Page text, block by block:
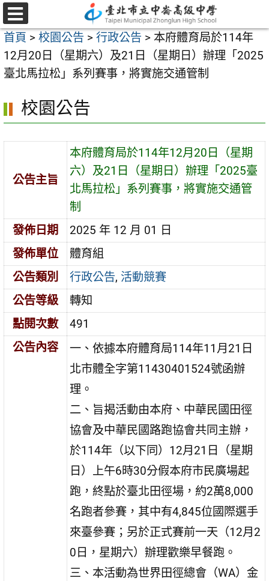
跳
至
主
要
內
區
選
單
首頁 > 校園公告 > 行政公告 > 本府體育局於114年
12月20日（星期六）及21日（星期日）辦理「2025
臺北馬拉松」系列賽事，將實施交通管制
校園公告
公告主旨
本府體育局於114年12月20日（星期
六）及21日（星期日）辦理「2025臺
北馬拉松」系列賽事，將實施交通管
制
發佈日期
2025 年 12 月 01 日
發佈單位
體育組
公告類別
行政公告, 活動競賽
公告等級
轉知
點閱次數
491
公告內容
一、依據本府體育局114年11月21日
北市體全字第11430401524號函辦
理。
二、旨揭活動由本府、中華民國田徑
協會及中華民國路跑協會共同主辦，
於114年（以下同）12月21日（星期
日）上午6時30分假本府市民廣場起
跑，終點於臺北田徑場，約2萬8,000
名跑者參賽，其中有4,845位國際選手
來臺參賽；另於正式賽前一天（12月2
0日，星期六）辦理歡樂早餐跑。
三、本活動為世界田徑總會（WA）金